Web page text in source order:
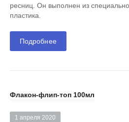
ресниц. Он выполнен из
пластика.
Подробнее
Флакон-флип-топ 100мл
1 апреля 2020